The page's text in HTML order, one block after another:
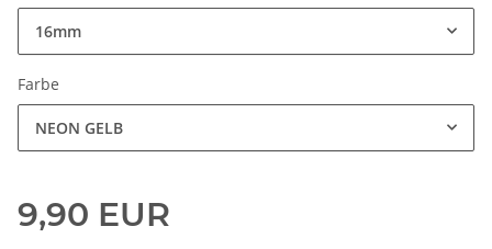
16mm
Farbe
NEON GELB
9,90 EUR